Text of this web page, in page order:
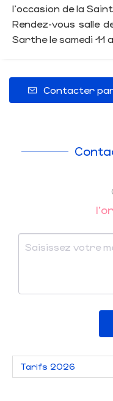
l'occasion de la
Rendez-vous salle
Sarthe le samedi
Contacter